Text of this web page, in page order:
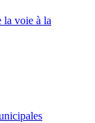
la voie à la